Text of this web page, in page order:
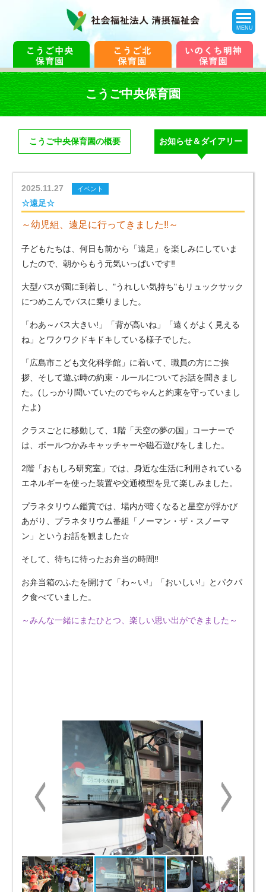
toggle
navigation
MENU
こうご中央保育園
こうご中央保育園の概要 お知らせ＆ダイアリー
2025.11.27 イベント
☆遠足☆
～幼児組、遠足に行ってきました‼～
子どもたちは、何日も前から「遠足」を楽しみにしていま
したので、朝からもう元気いっぱいです‼
大型バスが園に到着し、"うれしい気持ち"もリュックサック
につめこんでバスに乗りました。
「わあ～バス大きい!」「背が高いね」「遠くがよく見える
ね」とワクワクドキドキしている様子でした。
「広島市こども文化科学館」に着いて、職員の方にご挨
拶、そして遊ぶ時の約束・ルールについてお話を聞きまし
た。(しっかり聞いていたのでちゃんと約束を守っていまし
たよ)
クラスごとに移動して、1階「天空の夢の国」コーナーで
は、ボールつかみキャッチャーや磁石遊びをしました。
2階「おもしろ研究室」では、身近な生活に利用されている
エネルギーを使った装置や交通模型を見て楽しみました。
プラネタリウム鑑賞では、場内が暗くなると星空が浮かび
あがり、プラネタリウム番組「ノーマン・ザ・スノーマ
ン」というお話を観ました☆
そして、待ちに待ったお弁当の時間‼
お弁当箱のふたを開けて「わ～い!」「おいしい!」とパクパ
ク食べていました。
～みんな一緒にまたひとつ、楽しい思い出ができました～